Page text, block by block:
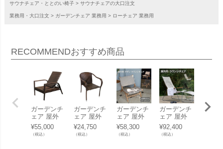
サウナチェア・ととのい椅子 サウナチェアの大口注文
業務用・大口注文 ガーデンチェア 業務用 ローチェア 業務用
RECOMMENDおすすめ商品
ガーデンチ
ェア 屋外
「ラタン風
リクライニ
ングチェ
¥55,000
（税込）
ガーデンチ
ェア 屋外
「ラタン風
スタッキン
グチェア」
¥24,750
（税込）
ガーデンチ
ェア 屋外
「ADAN FU
RNITURE
ラウンジチ
¥58,300
（税込）
ガーデンチ
ェア 屋外
「 HOUE O
UTDOOR
クリック ラ
¥92,400
（税込）
ガー